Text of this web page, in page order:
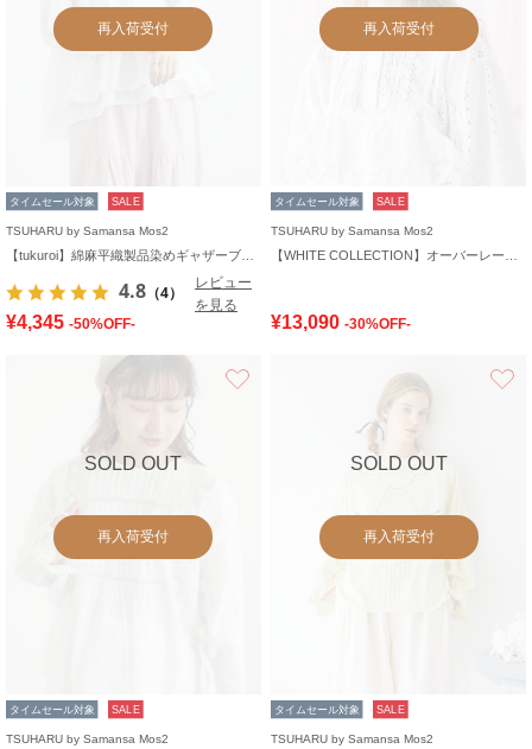
再入荷受付
タイムセール対象 SALE
TSUHARU by Samansa Mos2
4.8 （4）
レビュー
を見る
¥4,345 -50%OFF-
再入荷受付
タイムセール対象 SALE
TSUHARU by Samansa Mos2
¥13,090 -30%OFF-
SOLD OUT
再入荷受付
タイムセール対象 SALE
TSUHARU by Samansa Mos2
SOLD OUT
再入荷受付
タイムセール対象 SALE
TSUHARU by Samansa Mos2